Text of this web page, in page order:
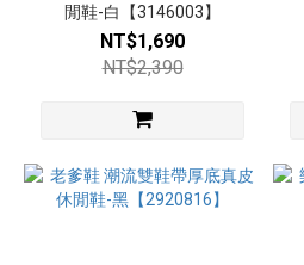
閒鞋-白【3146003】
NT$1,690
NT$2,390